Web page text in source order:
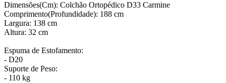
Dimensões(Cm): Colchão Ortopédico D33 Carmine
Comprimento(Profundidade): 188 cm
Largura: 138 cm
Altura: 32 cm
Espuma de Estofamento:
- D20
Suporte de Peso:
- 110 kg